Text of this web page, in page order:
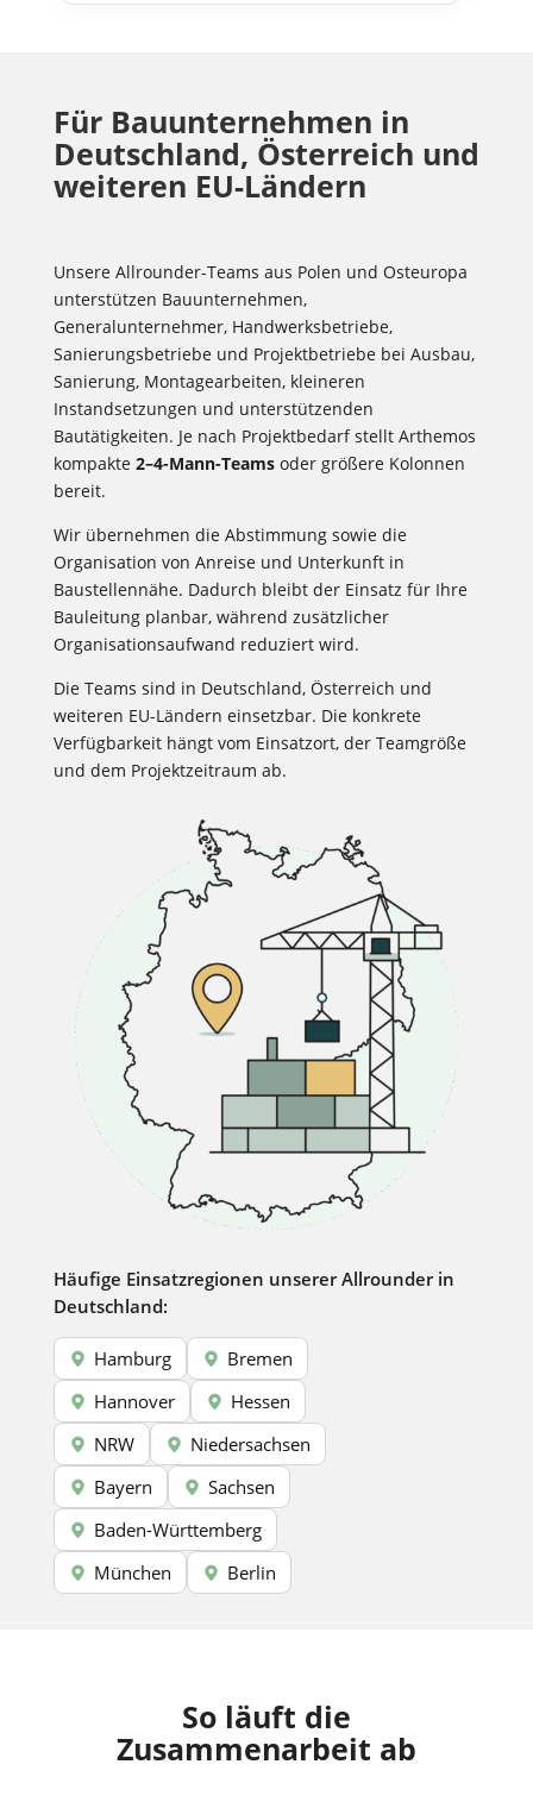
Für Bauunternehmen in
Deutschland, Österreich und
weiteren EU-Ländern
Unsere Allrounder-Teams aus Polen und Osteuropa
unterstützen Bauunternehmen,
Generalunternehmer, Handwerksbetriebe,
Sanierungsbetriebe und Projektbetriebe bei Ausbau,
Sanierung, Montagearbeiten, kleineren
Instandsetzungen und unterstützenden
Bautätigkeiten. Je nach Projektbedarf stellt Arthemos
kompakte 2–4-Mann-Teamsoder größere Kolonnen
bereit.
Wir übernehmen die Abstimmung sowie die
Organisation von Anreise und Unterkunft in
Baustellennähe. Dadurch bleibt der Einsatz für Ihre
Bauleitung planbar, während zusätzlicher
Organisationsaufwand reduziert wird.
Die Teams sind in Deutschland, Österreich und
weiteren EU-Ländern einsetzbar. Die konkrete
Verfügbarkeit hängt vom Einsatzort, der Teamgröße
und dem Projektzeitraum ab.
Häufige Einsatzregionen unserer Allrounder in
Deutschland:
Hamburg
Bremen
Hannover
Hessen
NRW
Niedersachsen
Bayern
Sachsen
Baden-Württemberg
München
Berlin
So läuft die
Zusammenarbeit ab